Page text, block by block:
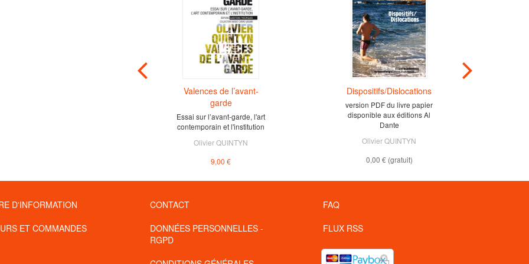
Valences de l’avant-
garde
Essai sur l’avant-garde, l'art
contemporain et l'institution
Olivier QUINTYN
9,00 €
Dispositifs/Dislocations
version PDF du livre papier
disponible aux éditions Al
Dante
Olivier QUINTYN
0,00 € (gratuit)
D'INFORMATION
ET COMMANDES
CONTACT
DONNÉES PERSONNELLES -
RGPD
FAQ
FLUX RSS